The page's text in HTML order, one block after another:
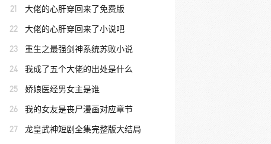
21 大佬的心肝穿回来了免费版
22 大佬的心肝穿回来了小说吧
23 重生之最强剑神系统苏败小说
24 我成了五个大佬的出处是什么
25 娇娘医经男女主是谁
26 我的女友是丧尸漫画对应章节
27 龙皇武神短剧全集完整版大结局